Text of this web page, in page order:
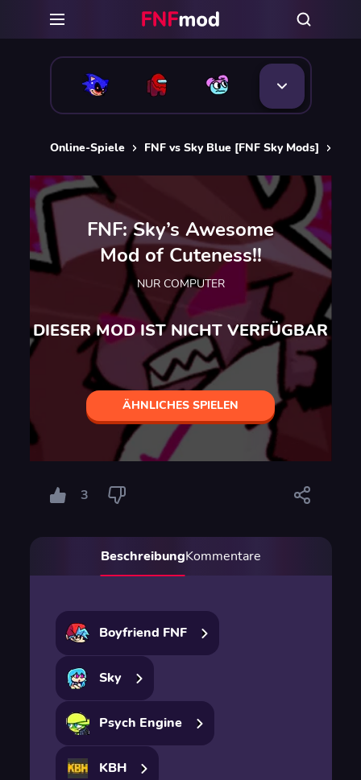
Online-Spiele FNF vs Sky Blue [FNF Sky Mods]
FNF: Sky’s Awesome
Mod of Cuteness!!
NUR COMPUTER
DIESER MOD IST NICHT VERFÜGBAR
ÄHNLICHES SPIELEN
3
BeschreibungKommentare
Boyfriend FNF
Sky
Psych Engine
KBH